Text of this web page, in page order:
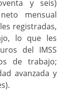
y seis)
mensual
registradas,
lo que les
del IMSS
de trabajo;
avanzada y